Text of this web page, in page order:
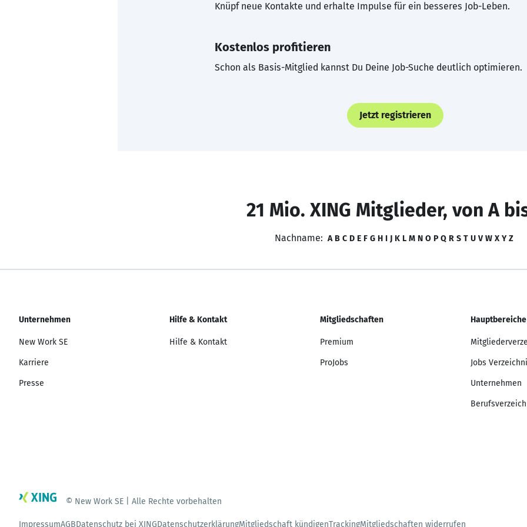
Knüpf neue Kontakte und erhalte Impulse für ein besseres Job-Leben.
Kostenlos profitieren
Schon als Basis-Mitglied kannst Du Deine Job-Suche deutlich optimieren.
Jetzt registrieren
21 Mio. XING Mitglieder, von A
Nachname: A B C D E F G H I J K L M N O P Q R S T U V W X Y Z
Unternehmen
New Work SE
Karriere
Presse
Hilfe & Kontakt
Hilfe & Kontakt
Mitgliedschaften
Premium
ProJobs
Hauptbereiche
Jobs
Unternehmen
© New Work SE | Alle Rechte vorbehalten
ImpressumAGBDatenschutz bei XINGDatenschutzerklärungMitgliedschaft kündigenTrackingMitgliedschaften widerrufen